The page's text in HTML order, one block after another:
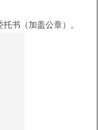
书（加盖公章）。